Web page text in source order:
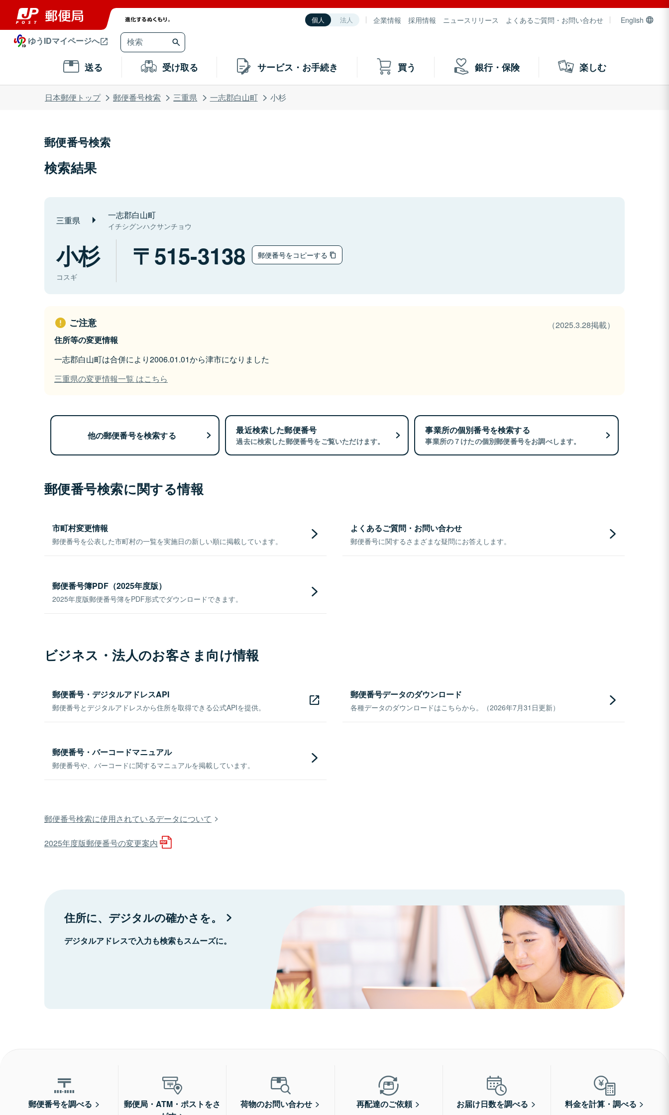
個人 法人 企業情報 採用情報 ニュースリリース よくあるご質問・お問い合わせ English
ゆうIDマイページへ
送る 受け取る サービス・お手続き 買う 銀行・保険 楽しむ
日本郵便トップ 郵便番号検索 三重県 一志郡白山町 小杉
郵便番号検索
検索結果
三重県 一志郡白山町
イチシグンハクサンチョウ
小杉
コスギ
515-3138 郵便番号をコピーする
ご注意
（2025.3.28掲載）
住所等の変更情報
一志郡白山町は合併により2006.01.01から津市になりました
三重県の変更情報一覧 はこちら
他の郵便番号を検索する 最近検索した郵便番号
過去に検索した郵便番号をご覧いただけます。
事業所の個別番号を検索する
事業所の７けたの個別郵便番号をお調べします。
郵便番号検索に関する情報
市町村変更情報
郵便番号を公表した市町村の一覧を実施日の新しい順に掲載しています。
よくあるご質問・お問い合わせ
郵便番号に関するさまざまな疑問にお答えします。
郵便番号簿PDF（2025年度版）
2025年度版郵便番号簿をPDF形式でダウンロードできます。
ビジネス・法人のお客さま向け情報
郵便番号・デジタルアドレスAPI
郵便番号とデジタルアドレスから住所を取得できる公式APIを提供。
郵便番号データのダウンロード
各種データのダウンロードはこちらから。（2026年7月31日更新）
郵便番号・バーコードマニュアル
郵便番号や、バーコードに関するマニュアルを掲載しています。
郵便番号検索に使用されているデータについて
2025年度版郵便番号の変更案内
住所に、デジタルの確かさを。
デジタルアドレスで入力も検索もスムーズに。
郵便番号を調べる
郵便局・ATM・ポストをさ
荷物のお問い合わせ 再配達のご依頼 お届け日数を調べる 料金を計算・調べる